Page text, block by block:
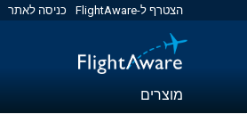
הצטרף ל-FlightAware כניסה לאתר
מוצרים